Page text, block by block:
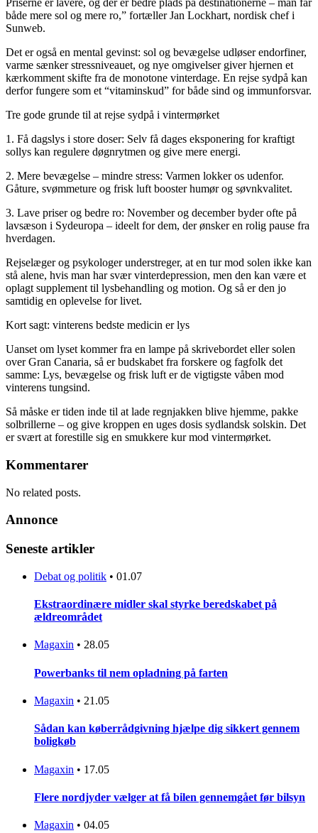
Priserne er lavere, og der er bedre plads på destinationerne – man får
både mere sol og mere ro,” fortæller Jan Lockhart, nordisk chef i
Sunweb.
Det er også en mental gevinst: sol og bevægelse udløser endorfiner,
varme sænker stressniveauet, og nye omgivelser giver hjernen et
kærkomment skifte fra de monotone vinterdage. En rejse sydpå kan
derfor fungere som et “vitaminskud” for både sind og immunforsvar.
Tre gode grunde til at rejse sydpå i vintermørket
1. Få dagslys i store doser: Selv få dages eksponering for kraftigt
sollys kan regulere døgnrytmen og give mere energi.
2. Mere bevægelse – mindre stress: Varmen lokker os udenfor.
Gåture, svømmeture og frisk luft booster humør og søvnkvalitet.
3. Lave priser og bedre ro: November og december byder ofte på
lavsæson i Sydeuropa – ideelt for dem, der ønsker en rolig pause fra
hverdagen.
Rejselæger og psykologer understreger, at en tur mod solen ikke kan
stå alene, hvis man har svær vinterdepression, men den kan være et
oplagt supplement til lysbehandling og motion. Og så er den jo
samtidig en oplevelse for livet.
Kort sagt: vinterens bedste medicin er lys
Uanset om lyset kommer fra en lampe på skrivebordet eller solen
over Gran Canaria, så er budskabet fra forskere og fagfolk det
samme: Lys, bevægelse og frisk luft er de vigtigste våben mod
vinterens tungsind.
Så måske er tiden inde til at lade regnjakken blive hjemme, pakke
solbrillerne – og give kroppen en uges dosis sydlandsk solskin. Det
er svært at forestille sig en smukkere kur mod vintermørket.
Kommentarer
No related posts.
Annonce
Seneste artikler
Debat og politik • 01.07
Ekstraordinære midler skal styrke beredskabet på
ældreområdet
Magaxin • 28.05
Powerbanks til nem opladning på farten
Magaxin • 21.05
Sådan kan køberrådgivning hjælpe dig sikkert gennem
boligkøb
Magaxin • 17.05
Flere nordjyder vælger at få bilen gennemgået før bilsyn
Magaxin • 04.05